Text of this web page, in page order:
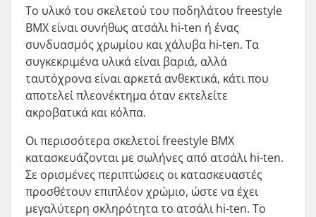
Το υλικό του σκελετού του ποδηλάτου freestyle
BMX είναι συνήθως ατσάλι hi-ten ή ένας
συνδυασμός χρωμίου και χάλυβα hi-ten. Τα
συγκεκριμένα υλικά είναι βαριά, αλλά
ταυτόχρονα είναι αρκετά ανθεκτικά, κάτι που
αποτελεί πλεονέκτημα όταν εκτελείτε
ακροβατικά και κόλπα.
Οι περισσότερα σκελετοί freestyle BMX
κατασκευάζονται με σωλήνες από ατσάλι hi-ten.
Σε ορισμένες περιπτώσεις οι κατασκευαστές
προσθέτουν επιπλέον χρώμιο, ώστε να έχει
μεγαλύτερη σκληρότητα το ατσάλι hi-ten. Το